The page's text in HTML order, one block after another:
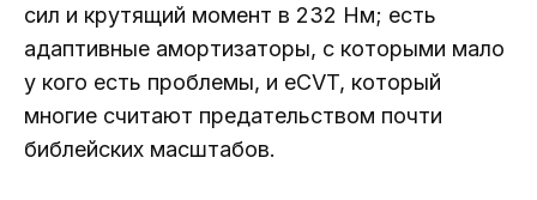
сил и крутящий момент в 232 Нм; есть
адаптивные амортизаторы, с которыми мало
у кого есть проблемы, и eCVT, который
многие считают предательством почти
библейских масштабов.